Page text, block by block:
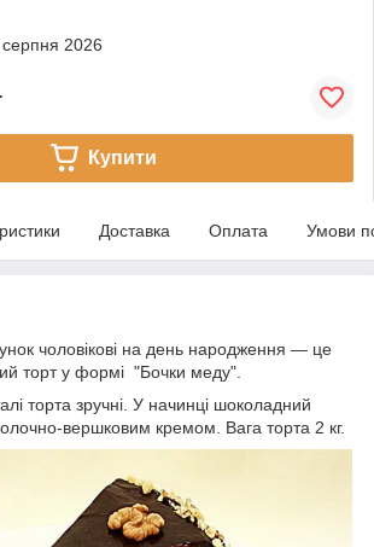
2026
Купити
Доставка Оплата Умови
чоловікові на день народження — це
торт у формі "Бочки меду".
торта зручні. У начинці шоколадний
вершковим кремом. Вага торта 2 кг.